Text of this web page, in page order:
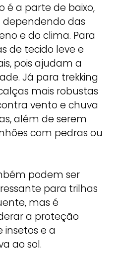
é a parte de baixo,
dependendo das
e do clima. Para
de tecido leve e
pois ajudam a
Já para trekking
mais robustas
vento e chuva
além de serem
com pedras ou
podem ser
para trilhas
mas é
a proteção
e a
ao sol.